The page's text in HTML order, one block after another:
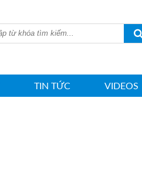
TIN TỨC VIDEOS